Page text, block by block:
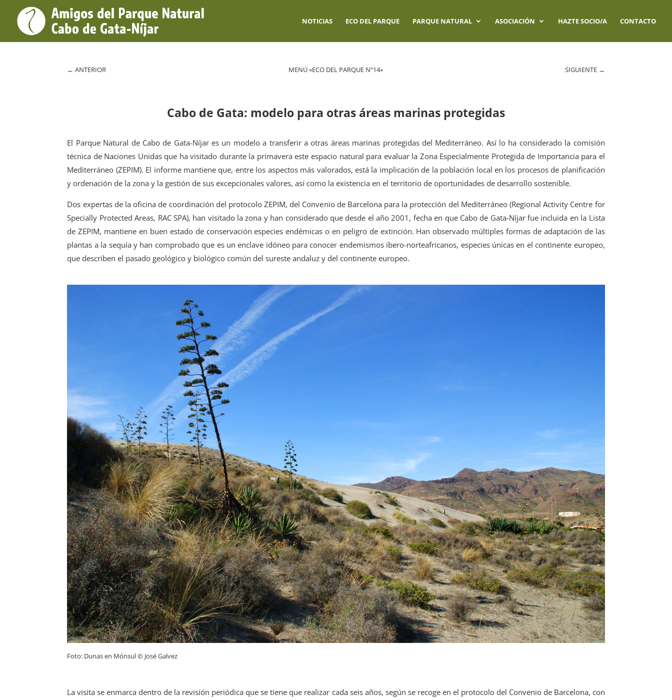
NOTICIAS ECO DEL PARQUE PARQUE NATURAL ASOCIACIÓN HAZTE SOCIO/A CONTACTO
←ANTERIOR MENÚ «ECO DEL PARQUE Nº14» SIGUIENTE →
Cabo de Gata: modelo para otras áreas marinas protegidas
El Parque Natural de Cabo de Gata-Níjar es un modelo a transferir a otras áreas marinas protegidas del Mediterráneo. Así lo ha considerado la comisión
técnica de Naciones Unidas que ha visitado durante la primavera este espacio natural para evaluar la Zona Especialmente Protegida de Importancia para el
Mediterráneo (ZEPIM). El informe mantiene que, entre los aspectos más valorados, está la implicación de la población local en los procesos de planificación
y ordenación de la zona y la gestión de sus excepcionales valores, así como la existencia en el territorio de oportunidades de desarrollo sostenible.
Dos expertas de la oficina de coordinación del protocolo ZEPIM, del Convenio de Barcelona para la protección del Mediterráneo (Regional Activity Centre for
Specially Protected Areas, RAC SPA), han visitado la zona y han considerado que desde el año 2001, fecha en que Cabo de Gata-Níjar fue incluida en la Lista
de ZEPIM, mantiene en buen estado de conservación especies endémicas o en peligro de extinción. Han observado múltiples formas de adaptación de las
plantas a la sequía y han comprobado que es un enclave idóneo para conocer endemismos ibero-norteafricanos, especies únicas en el continente europeo,
que describen el pasado geológico y biológico común del sureste andaluz y del continente europeo.
Foto: Dunas en Mónsul © José Galvez
La visita se enmarca dentro de la revisión periódica que se tiene que realizar cada seis años, según se recoge en el protocolo del Convenio de Barcelona, con